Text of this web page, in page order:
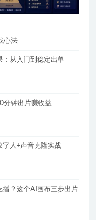
心法
：从入门到稳定出单
分钟出片赚收益
字人+声音克隆实战
播？这个AI画布三步出片